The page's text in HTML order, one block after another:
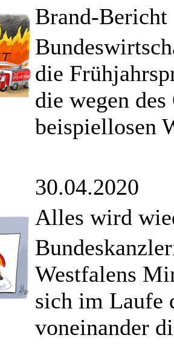
Brand-Bericht
die
die wegen
beispiellosen
30.04.2020
Alles wird
Westfalens
sich im Laufe
voneinander